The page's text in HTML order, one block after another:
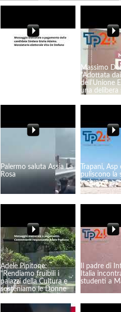
Massimo
"Adottata
dell'Unione
una delibera
Palermo saluta Assia La
Rosa
Trapani,
puliscono la
inclusiva
Adele Pipitone:
"Rendiamo fruibili i
palazzi della Cultura e
sosteniamo le Donne
Il padre di
Italia
studenti a